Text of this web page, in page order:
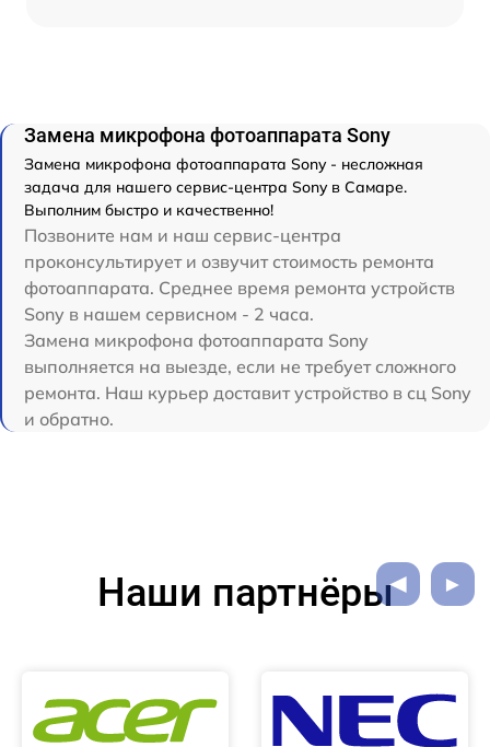
Замена микрофона фотоаппарата Sony
Замена микрофона фотоаппарата Sony - несложная
задача для нашего сервис-центра Sony в Самаре.
Выполним быстро и качественно!
Позвоните нам и наш сервис-центра
проконсультирует и озвучит стоимость ремонта
фотоаппарата. Среднее время ремонта устройств
Sony в нашем сервисном - 2 часа.
Замена микрофона фотоаппарата Sony
выполняется на выезде, если не требует сложного
ремонта. Наш курьер доставит устройство в сц Sony
и обратно.
Наши партнёры